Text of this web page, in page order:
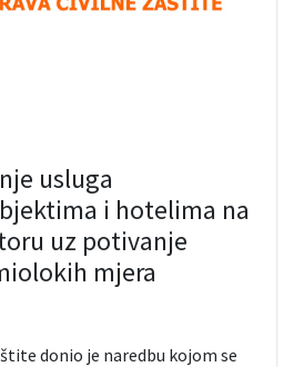
usluga
i hotelima na
uz potivanje
mjera
donio je naredbu kojom se